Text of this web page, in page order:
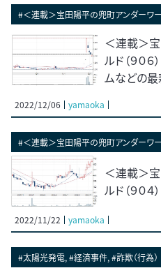
#＜連載＞宝田陽平の兜町アンダーワ
＜連載＞
ルド（９０６
ムなどの最
2022/12/06 yamaoka
#＜連載＞宝田陽平の兜町アンダーワ
＜連載＞
ルド（９０４
2022/11/22 yamaoka
#太陽光発電, #経済事件, #詐欺（行為）